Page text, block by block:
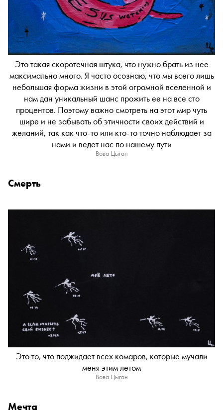
Это такая скоротечная штука, что нужно брать из нее
максимально много. Я часто осознаю, что мы всего лишь
небольшая форма жизни в этой огромной вселенной и
нам дан уникальный шанс прожить ее на все сто
процентов. Поэтому важно смотреть на этот мир чуть
шире и не забывать об этичности своих действий и
желаний, так как что-то или кто-то точно наблюдает за
нами и ведет нас по нашему пути
Вова Цыган
Смерть
Это то, что поджидает всех комаров, которые мучали
меня этим летом
Вова Цыган
Мечта